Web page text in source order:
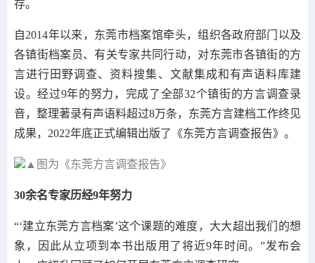
存。
自2014年以来，东莞市档案馆牵头，组织各政府部门以及
各镇街档案员、有关专家共同行动，对东莞市各镇街的方
言进行田野调查、资料搜集、文献集成和有声语料库建
设。经过9年的努力，完成了全部32个镇街的方言调查录
音，整理著录有声语料超过8万条，东莞方言建档工作终见
成果，2022年底正式编辑出版了《东莞方言调查报告》。
▲图为《东莞方言调查报告》
30余名专家历经9年努力
“‘建立东莞方言档案’这个课题的难度，大大超出我们的想
象，因此从立项到本书出版用了将近9年时间。”发布会